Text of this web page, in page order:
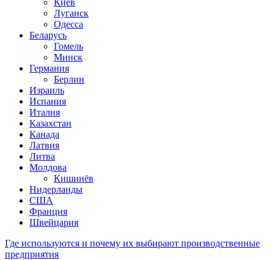
Киев
Луганск
Одесса
Беларусь
Гомель
Минск
Германия
Берлин
Израиль
Испания
Италия
Казахстан
Канада
Латвия
Литва
Молдова
Кишинёв
Нидерланды
США
Франция
Швейцария
Где используются и почему их выбирают производственные
предприятия